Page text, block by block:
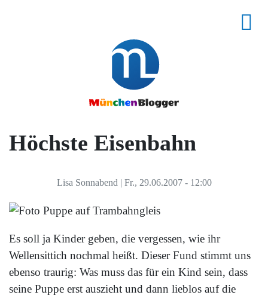
Höchste Eisenbahn
Lisa Sonnabend | Fr., 29.06.2007 - 12:00
Es soll ja Kinder geben, die vergessen, wie ihr
Wellensittich nochmal heißt. Dieser Fund stimmt uns
ebenso traurig: Was muss das für ein Kind sein, dass
seine Puppe erst auszieht und dann lieblos auf die